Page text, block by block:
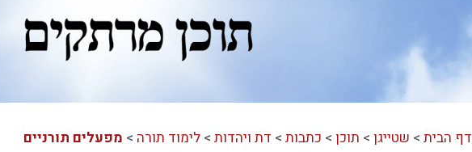
דף הבית> שטייגן> תוכן> כתבות> דת ויהדות> לימוד תורה > מפעלים תורניים